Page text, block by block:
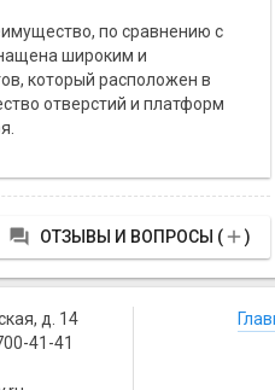
по сравнению с
широким и
который расположен в
отверстий и платформ
 ОТЗЫВЫ И ВОПРОСЫ ()
д. 14
41-41